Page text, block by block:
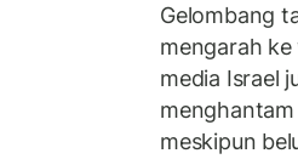
Gelombang
mengarah
media Israel
meskipun